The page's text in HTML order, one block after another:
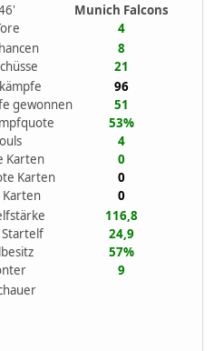
Munich Falcons
4
8
21
96
gewonnen
51
53%
4
Karten
0
Karten
0
Karten
0
116,8
24,9
57%
9